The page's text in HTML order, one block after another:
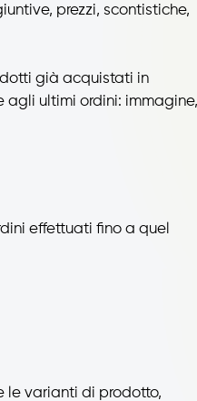
prezzi, scontistiche,
già acquistati in
agli ultimi ordini: immagine,
effettuati fino a quel
le varianti di prodotto,